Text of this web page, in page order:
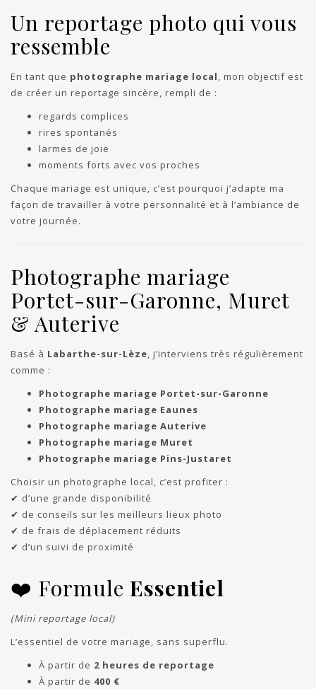
Un reportage photo qui vous
ressemble
En tant que photographe mariage local, mon objectif est
de créer un reportage sincère, rempli de :
regards complices
rires spontanés
larmes de joie
moments forts avec vos proches
Chaque mariage est unique, c’est pourquoi j’adapte ma
façon de travailler à votre personnalité et à l’ambiance de
votre journée.
Photographe mariage
Portet-sur-Garonne, Muret
& Auterive
Basé à Labarthe-sur-Lèze, j’interviens très régulièrement
comme :
Photographe mariage Portet-sur-Garonne
Photographe mariage Eaunes
Photographe mariage Auterive
Photographe mariage Muret
Photographe mariage Pins-Justaret
Choisir un photographe local, c’est profiter :
✔ d’une grande disponibilité
✔ de conseils sur les meilleurs lieux photo
✔ de frais de déplacement réduits
✔ d’un suivi de proximité
❤️ Formule Essentiel
(Mini reportage local)
L’essentiel de votre mariage, sans superflu.
À partir de 2 heures de reportage
À partir de 400 €